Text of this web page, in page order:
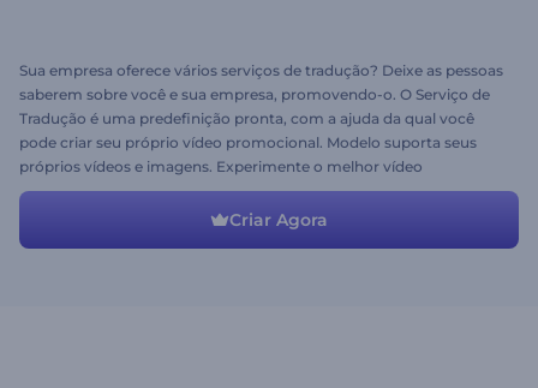
Sua empresa oferece vários serviços de tradução? Deixe as pessoas
saberem sobre você e sua empresa, promovendo-o. O Serviço de
Tradução é uma predefinição pronta, com a ajuda da qual você
pode criar seu próprio vídeo promocional. Modelo suporta seus
próprios vídeos e imagens. Experimente o melhor vídeo
promocional de negócios hoje!
Criar Agora